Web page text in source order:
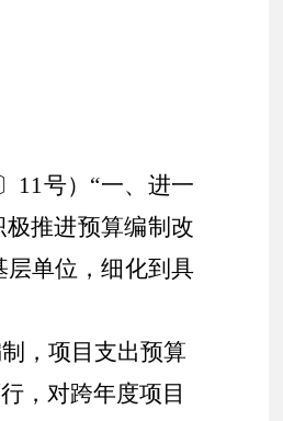
〕 11号） “一、进一
推进预算编制改
单位，细化到具
，项目支出预算
，对跨年度项目